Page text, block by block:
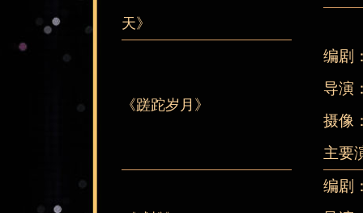
天》
《蹉跎岁月》
编剧
导演
摄像
主要
编剧